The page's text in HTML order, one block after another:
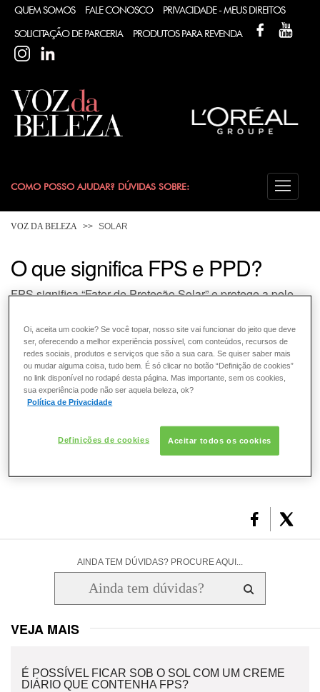
QUEM SOMOS FALE CONOSCO PRIVACIDADE - MEUS DIREITOS
SOLICITAÇÃO DE PARCERIA PRODUTOS PARA REVENDA
FACEBOOK
INSTAGRAM
COMO POSSO AJUDAR? DÚVIDAS SOBRE:
CABELO
COLORAÇÃO
DESODORANTE
ESMALTE
FRAGRÂNCIA
PELE
VOZ DA BELEZA SOLAR
O que significa FPS e PPD?
FPS significa “Fator de Proteção Solar” e protege a pele
UVB. PPD (Persistent Pigment Darkening) mede quanto o
produto se propõe a proteger dos raios UVA, conhecidos
por acelerar o envelhecimento da pele.
O que você achou deste artigo?
AINDA TEM DÚVIDAS? PROCURE AQUI...
VEJA MAIS
É POSSÍVEL FICAR SOB O SOL COM UM CREME
DIÁRIO QUE CONTENHA FPS?
Oi, aceita um cookie? Se você topar, nosso site vai funcionar do jeito que deve
ser, oferecendo a melhor experiência possível, com conteúdos, recursos de
redes sociais, produtos e serviços que são a sua cara. Se quiser saber mais
ou mudar alguma coisa, tudo bem. É só clicar no botão “Definição de cookies”
no link disponível no rodapé desta página. Mas importante, sem os cookies,
sua experiência pode não ser aquela beleza, ok?
Política de Privacidade
Definições de cookies Aceitar todos os cookies